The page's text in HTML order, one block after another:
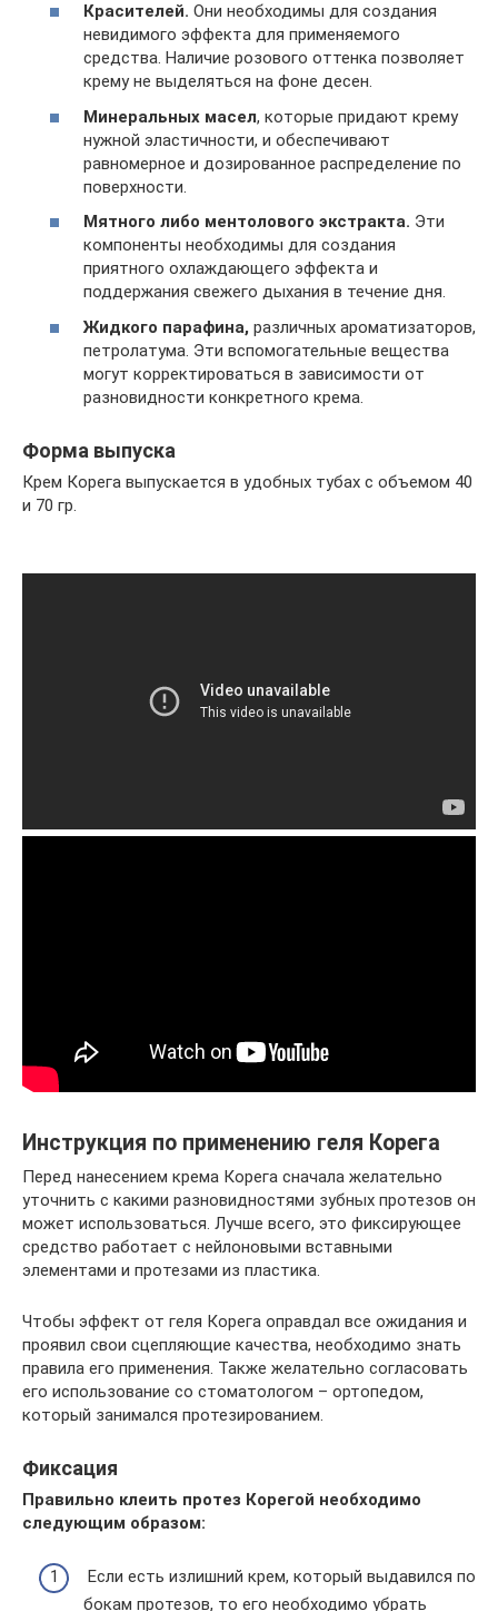
Красителей. Они необходимы для создания
невидимого эффекта для применяемого
средства. Наличие розового оттенка позволяет
крему не выделяться на фоне десен.
Минеральных масел, которые придают крему
нужной эластичности, и обеспечивают
равномерное и дозированное распределение по
поверхности.
Мятного либо ментолового экстракта. Эти
компоненты необходимы для создания
приятного охлаждающего эффекта и
поддержания свежего дыхания в течение дня.
Жидкого парафина, различных ароматизаторов,
петролатума. Эти вспомогательные вещества
могут корректироваться в зависимости от
разновидности конкретного крема.
Форма выпуска
Крем Корега выпускается в удобных тубах с объемом 40
и 70 гр.
Инструкция по применению геля Корега
Перед нанесением крема Корега сначала желательно
уточнить с какими разновидностями зубных протезов он
может использоваться. Лучше всего, это фиксирующее
средство работает с нейлоновыми вставными
элементами и протезами из пластика.
Чтобы эффект от геля Корега оправдал все ожидания и
проявил свои сцепляющие качества, необходимо знать
правила его применения. Также желательно согласовать
его использование со стоматологом – ортопедом,
который занимался протезированием.
Фиксация
Правильно клеить протез Корегой необходимо
следующим образом:
Если есть излишний крем, который выдавился по
бокам протезов, то его необходимо убрать